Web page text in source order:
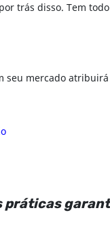
trás disso. Tem
mercado